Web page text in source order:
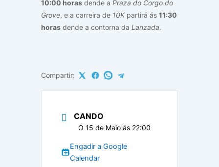
10:00 horas dende a Praza do Corgo do
Grove, e a carreira de 10Kpartirá ás 11:30
horas dende a contorna da Lanzada.
Compartir:
CANDO
O 15 de Maio ás 22:00
Engadir a Google
Calendar